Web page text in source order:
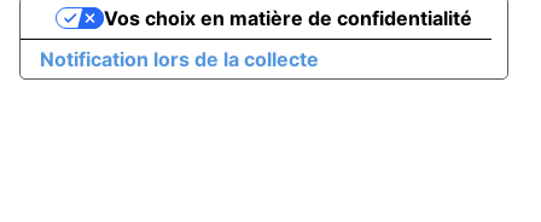
Notification lors de la collecte
Vos choix en matière de confidentialité